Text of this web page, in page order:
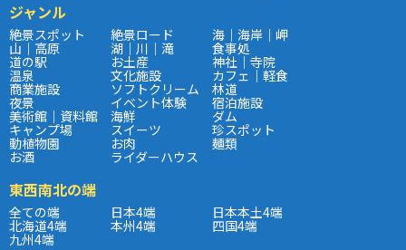
ジャンル
絶景スポット 絶景ロード 海｜海岸｜岬
山｜高原 湖｜川｜滝 食事処
道の駅 お土産 神社｜寺院
温泉 文化施設 カフェ｜軽食
商業施設 ソフトクリーム 林道
夜景 イベント体験 宿泊施設
美術館｜資料館 海鮮 ダム
キャンプ場 スイーツ 珍スポット
動植物園 お肉 麺類
お酒 ライダーハウス
東西南北の端
全ての端 日本4端 日本本土4端
北海道4端 本州4端 四国4端
九州4端